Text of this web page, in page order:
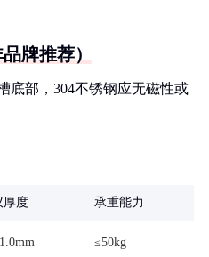
牌推荐）
底部，304不锈钢应无磁性或
厚度 承重能力
≤50kg